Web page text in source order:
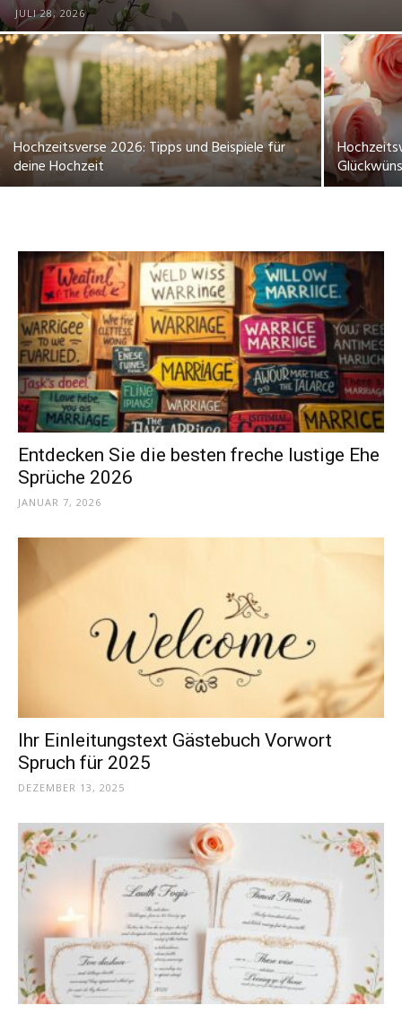
das
Thema
JULI 28, 2026
Hochzeitsverse 2026: Tipps und Beispiele für
deine Hochzeit
Entdecken Sie die besten freche lustige Ehe
Sprüche 2026
JANUAR 7, 2026
Ihr Einleitungstext Gästebuch Vorwort
Spruch für 2025
DEZEMBER 13, 2025